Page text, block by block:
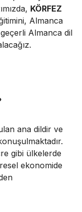
KÖRFEZ
Almanca
Almanca dil
ana dildir ve
gibi ülkelerde
ekonomide